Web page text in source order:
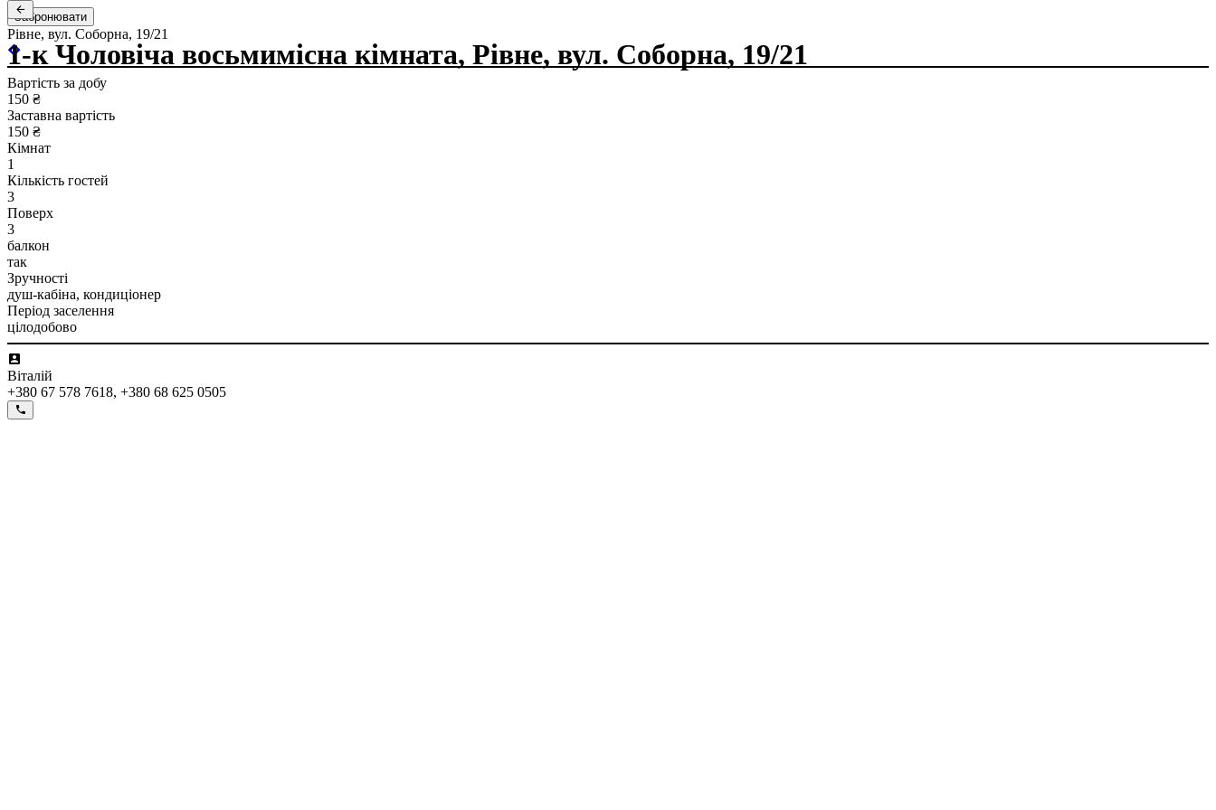
1-к Чоловіча восьмимісна кімната, Рівне, вул. Соборна, 19/21
Забронювати
Рівне, вул. Соборна, 19/21
Вартість за добу
150 ₴
Заставна вартість
150 ₴
Кімнат
1
Кількість гостей
3
Поверх
3
балкон
так
Зручності
душ-кабіна, кондиціонер
Період заселення
цілодобово
Віталій
+380 67 578 7618, +380 68 625 0505